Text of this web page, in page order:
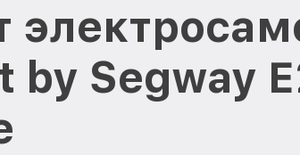
by Segway